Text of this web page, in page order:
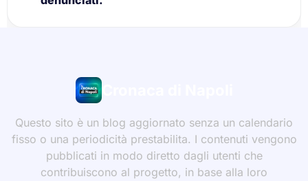
Cronaca di Napoli
Questo sito è un blog aggiornato senza un calendario
fisso o una periodicità prestabilita. I contenuti vengono
pubblicati in modo diretto dagli utenti che
contribuiscono al progetto, in base alla loro